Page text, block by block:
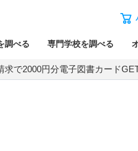
調べる 専門学校を調べる
求で2000円分電子図書カード